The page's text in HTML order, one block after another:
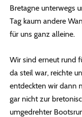
Bretagne unterwegs
Tag kaum andere
für uns ganz alleine.
Wir sind erneut rund
da steil war, reichte
entdeckten wir dann
gar nicht zur
umgedrehter